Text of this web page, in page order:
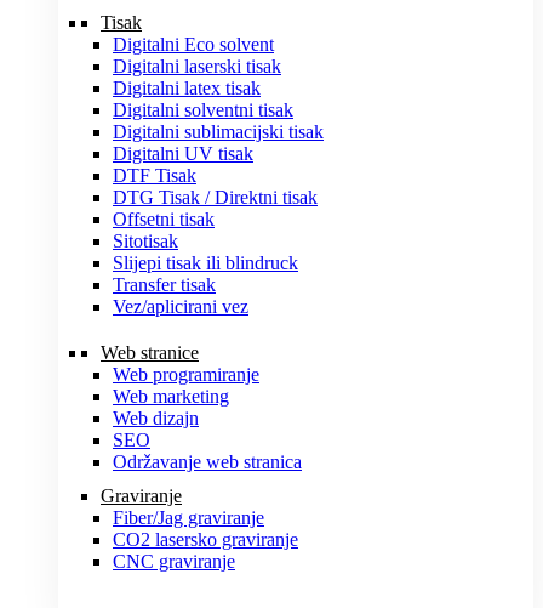
Tisak
Digitalni Eco solvent
Digitalni laserski tisak
Digitalni latex tisak
Digitalni solventni tisak
Digitalni sublimacijski tisak
Digitalni UV tisak
DTF Tisak
DTG Tisak / Direktni tisak
Offsetni tisak
Sitotisak
Slijepi tisak ili blindruck
Transfer tisak
Vez/aplicirani vez
Web stranice
Web programiranje
Web marketing
Web dizajn
SEO
Održavanje web stranica
Graviranje
Fiber/Jag graviranje
CO2 lasersko graviranje
CNC graviranje